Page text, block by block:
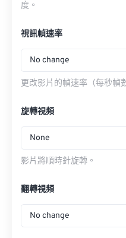
度。
視訊幀速率
No change
更改影片的幀速率（每秒幀數
旋轉視頻
None
影片將順時針旋轉。
翻轉視頻
No change